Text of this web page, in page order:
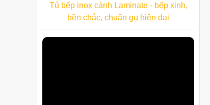
Tủ bếp inox cánh Laminate - bếp xinh,
bền chắc, chuẩn gu hiện đại